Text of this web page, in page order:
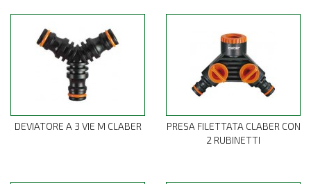
DEVIATORE A 3 VIE M CLABER
PRESA FILETTATA CLABER CON
2 RUBINETTI